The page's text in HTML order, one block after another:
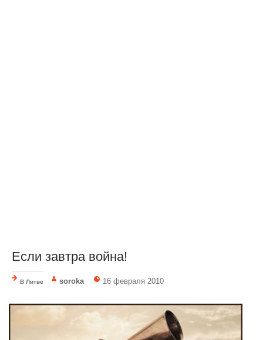
Если завтра война!
В Литве soroka 16 февраля 2010